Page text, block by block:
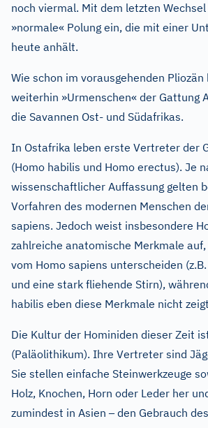
noch viermal. Mit dem letzten
»normale« Polung ein, die mit einer
heute anhält.
Wie schon im vorausgehenden Pliozän
weiterhin »Urmenschen« der Gattung
die Savannen Ost- und Südafrikas.
In Ostafrika leben erste Vertreter der
(Homo habilis und Homo erectus). Je
wissenschaftlicher Auffassung gelten
Vorfahren des modernen Menschen
sapiens. Jedoch weist insbesondere
zahlreiche anatomische Merkmale
vom Homo sapiens unterscheiden
und eine stark fliehende Stirn),
habilis eben diese Merkmale nicht
Die Kultur der Hominiden dieser Zeit
(Paläolithikum). Ihre Vertreter sind
Sie stellen einfache Steinwerkzeuge
Holz, Knochen, Horn oder Leder her
zumindest in Asien–den Gebrauch